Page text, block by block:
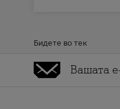
Бидете во тек